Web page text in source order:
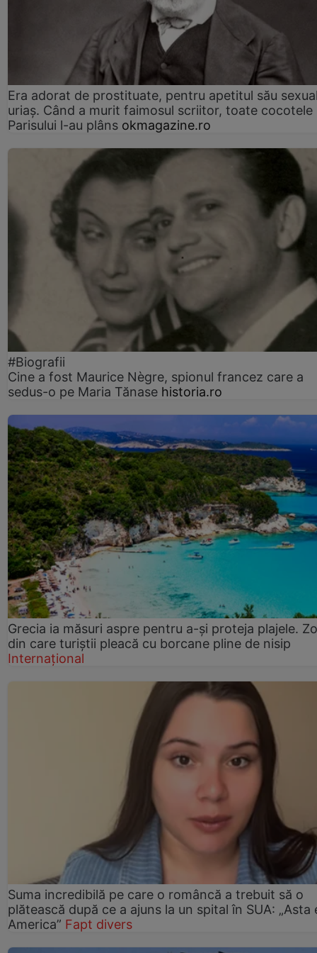
Era adorat de prostituate, pentru apetitul său
uriaș. Când a murit faimosul scriitor, toate cocotele
Parisului l-au plâns okmagazine.ro
#Biografii
Cine a fost Maurice Nègre, spionul francez care a
sedus-o pe Maria Tănase historia.ro
Grecia ia măsuri aspre pentru a-și proteja plajele.
din care turiștii pleacă cu borcane pline de nisip
Internațional
Suma incredibilă pe care o româncă a trebuit să o
plătească după ce a ajuns la un spital în SUA: „Asta
America” Fapt divers